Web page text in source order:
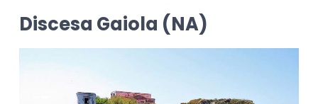
Discesa Gaiola (NA)